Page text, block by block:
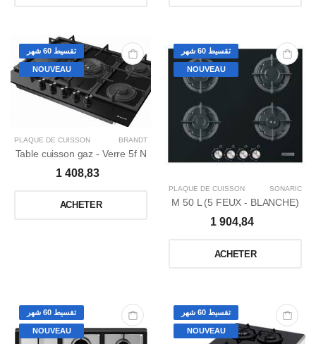
تقسيط 60 شهر
NOUVEAU
PLAQUE DE CUISSON BRANDT
Table cuisson gaz - Verre 5f N
1 408,83
ACHETER
تقسيط 60 شهر
NOUVEAU
PLAQUE DE CUISSON SONARIC
M 50 L (5 FEUX - BLANCHE)
1 904,84
ACHETER
تقسيط 60 شهر
NOUVEAU
تقسيط 60 شهر
NOUVEAU